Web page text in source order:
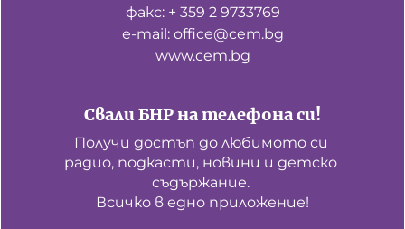
Свали БНР на телефона си!
Получи достъп до любимото си
радио, подкасти, новини и детско
съдържание.
Всичко в едно приложение!
факс: + 359 2 9733769
е-mail: office@cem.bg
www.cem.bg